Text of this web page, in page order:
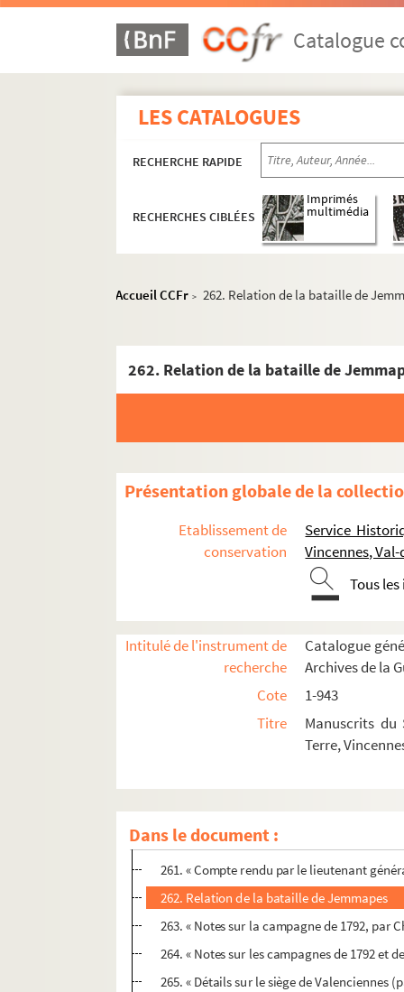
Catalogue
LES CATALOGUES
RECHERCHE RAPIDE
RECHERCHES CIBLÉES
Imprimés
multimédia
Accueil CCFr > 262. Relation de la bataille de
262. Relation de la bataille de
Présentation globale de la
Etablissement de
conservation
Service
Vincennes,
Tous
Intitulé de l'instrument de
recherche
Catalogue
Archives de la
Cote
1-943
Titre
Manuscrits du
Terre,
Dans le document :
MÉMOIRES HISTORIQUES DE LA PÉRIODE
254. « Mémoire donné par le maréchal
255. « Observations sur la pétition
256. « Mémoire sur les événements du
257. « Détails historiques sur les marches
258. « Pétition prononcée à la barre de la
259. Notes sur la première campagne de
260. « Notes sur la guerre de la Révolution
261. « Compte rendu par le lieutenant
262. Relation de la bataille de Jemmapes
263. « Notes sur la campagne de 1792, par
264. « Notes sur les campagnes de 1792 et
265. « Détails sur le siège de Valenciennes